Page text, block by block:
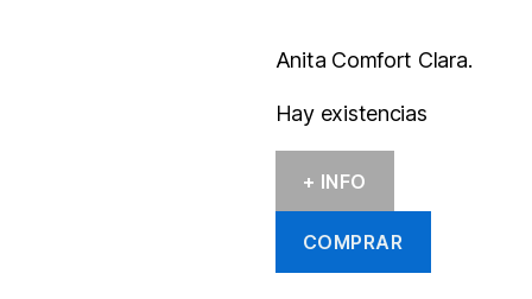
94,95€.
Anita Comfort Clara.
Hay existencias
+ INFO
COMPRAR